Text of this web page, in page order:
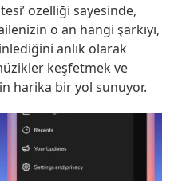
özelliği sayesinde,
o an hangi şarkıyı,
anlık olarak
keşfetmek ve
harika bir yol sunuyor.